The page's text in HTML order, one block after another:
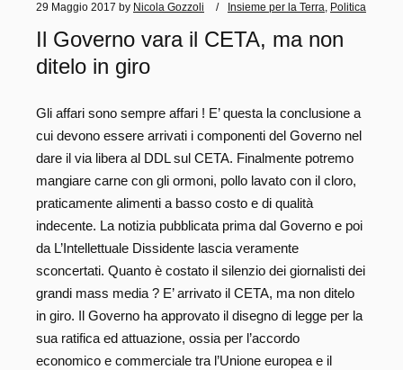
29 Maggio 2017 by Nicola Gozzoli Insieme per la Terra Politica
Il Governo vara il CETA, ma non
ditelo in giro
Gli affari sono sempre affari ! E’ questa la conclusione a
cui devono essere arrivati i componenti del Governo nel
dare il via libera al DDL sul CETA. Finalmente potremo
mangiare carne con gli ormoni, pollo lavato con il cloro,
praticamente alimenti a basso costo e di qualità
indecente. La notizia pubblicata prima dal Governo e poi
da L’Intellettuale Dissidente lascia veramente
sconcertati. Quanto è costato il silenzio dei giornalisti dei
grandi mass media ? E’ arrivato il CETA, ma non ditelo
in giro. Il Governo ha approvato il disegno di legge per la
sua ratifica ed attuazione, ossia per l’accordo
economico e commerciale tra l’Unione europea e il